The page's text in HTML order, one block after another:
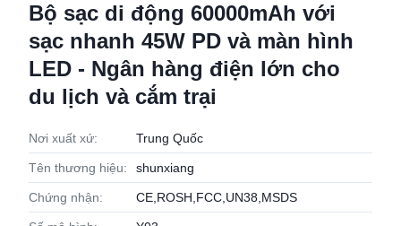
Bộ sạc di động 60000mAh với
sạc nhanh 45W PD và màn hình
LED - Ngân hàng điện lớn cho
du lịch và cắm trại
Nơi xuất xứ: Trung Quốc
Tên thương hiệu: shunxiang
Chứng nhận: CE,ROSH,FCC,UN38,MSDS